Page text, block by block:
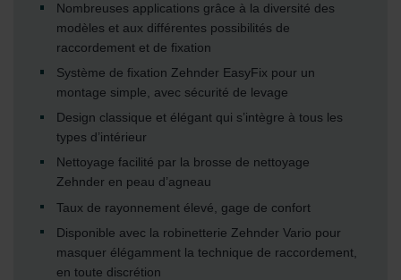
Nombreuses applications grâce à la diversité des
modèles et aux différentes possibilités de
raccordement et de fixation
Système de fixation Zehnder EasyFix pour un
montage simple, avec sécurité de levage
Design classique et élégant qui s’intègre à tous les
types d’intérieur
Nettoyage facilité par la brosse de nettoyage
Zehnder en peau d’agneau
Taux de rayonnement élevé, gage de confort
Disponible avec la robinetterie Zehnder Vario pour
masquer élégamment la technique de raccordement,
en toute discrétion